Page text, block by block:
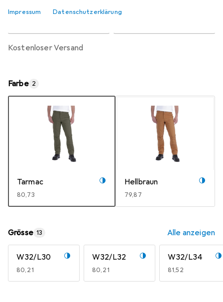
Impressum Datenschutzerklärung
kostenloser Versand
Farbe 2
Tarmac
EUR
80,73
Hellbraun
EUR
79,87
Grösse 13 Alle anzeigen
W32/L30
EUR
80,21
W32/L32
EUR
80,21
W32/L34
EUR
81,52